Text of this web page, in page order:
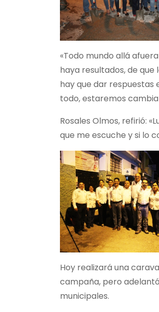
«Todo mundo allá
haya resultados, de
hay que dar
todo, estaremos
Rosales Olmos, refirió:
que me escuche y si lo
Hoy realizará una
campaña, pero
municipales.